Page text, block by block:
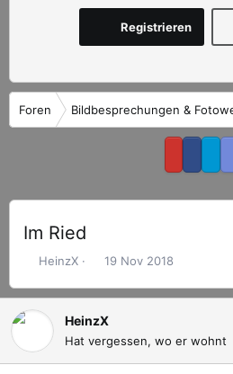
Registrieren
Foren Bildbesprechungen &
Im Ried
E
s
t
l
l
HeinzX
E
s
t
l
19 Nov 2018
HeinzX
Hat vergessen, wo er wohnt